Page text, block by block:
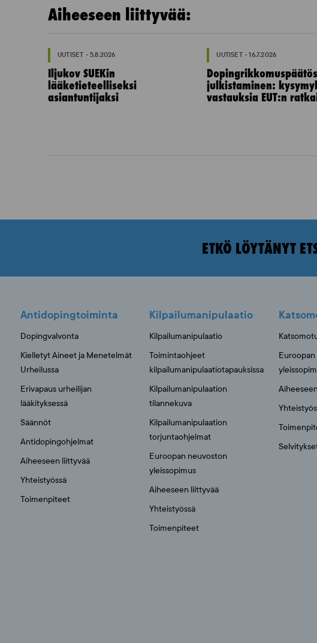
Aiheeseen liittyvää:
UUTISET - 5.8.2026
Iljukov SUEKin
lääketieteelliseksi
asiantuntijaksi
UUTISET - 16.7.2026
julkistaminen:
vastauksia EUT:n
ETKÖ LÖYTÄNYT
Antidopingtoiminta
Dopingvalvonta
Kielletyt Aineet ja Menetelmät
Urheilussa
Erivapaus urheilijan
lääkityksessä
Säännöt
Antidopingohjelmat
Aiheeseen liittyvää
Yhteistyössä
Toimenpiteet
Kilpailumanipulaatio
Kilpailumanipulaatio
Toimintaohjeet
kilpailumanipulaatiotapauksissa
Kilpailumanipulaation
tilannekuva
Kilpailumanipulaation
torjuntaohjelmat
Euroopan neuvoston
yleissopimus
Aiheeseen liittyvää
Yhteistyössä
Toimenpiteet